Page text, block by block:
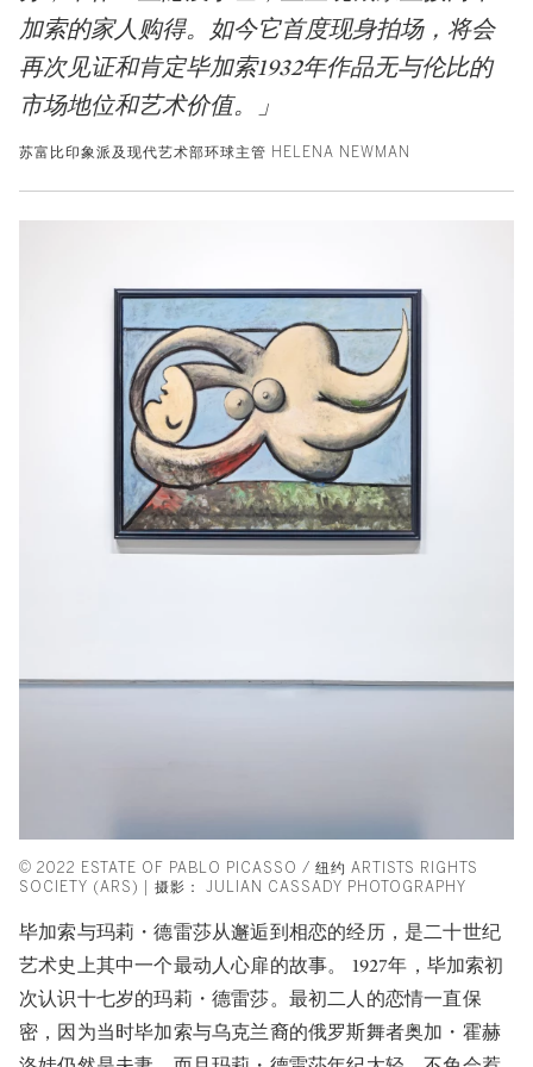
加索的家人购得。如今它首度现身拍场，将会
再次见证和肯定毕加索1932年作品无与伦比的
市场地位和艺术价值。」
苏富比印象派及现代艺术部环球主管 HELENA NEWMAN
© 2022 ESTATE OF PABLO PICASSO / 纽约 ARTISTS RIGHTS
SOCIETY (ARS) | 摄影： JULIAN CASSADY PHOTOGRAPHY
毕加索与玛莉・德雷莎从邂逅到相恋的经历，是二十世纪
艺术史上其中一个最动人心扉的故事。 1927年，毕加索初
次认识十七岁的玛莉・德雷莎。最初二人的恋情一直保
密，因为当时毕加索与乌克兰裔的俄罗斯舞者奥加・霍赫